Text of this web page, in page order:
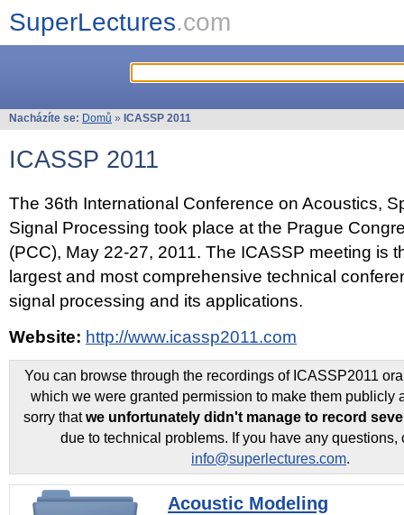
SuperLectures.com
Nacházíte se: Domů » ICASSP 2011
ICASSP 2011
The 36th International Conference on Acoustics,
Signal Processing took place at the Prague
(PCC), May 22-27, 2011. The ICASSP meeting is
largest and most comprehensive technical
signal processing and its applications.
Website: http://www.icassp2011.com
You can browse through the recordings of ICASSP2011
which we were granted permission to make them publicly
sorry thatwe unfortunately didn't manage to record
due to technical problems. If you have any questions,
info@superlectures.com.
Acoustic Modeling